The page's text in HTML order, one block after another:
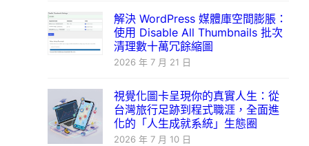
解決 WordPress 媒體庫空間膨脹：
使用 Disable All Thumbnails 批次
清理數十萬冗餘縮圖
2026 年 7 月 21 日
視覺化圖卡呈現你的真實人生：從
台灣旅行足跡到程式職涯，全面進
化的「人生成就系統」生態圈
2026 年 7 月 10 日